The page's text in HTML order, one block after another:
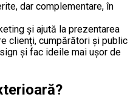
dar complementare, în
și ajută la prezentarea
clienți, cumpărători și public
și fac ideile mai ușor de